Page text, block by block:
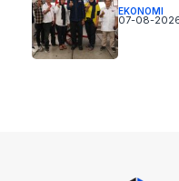
EKONOMI
07-08-